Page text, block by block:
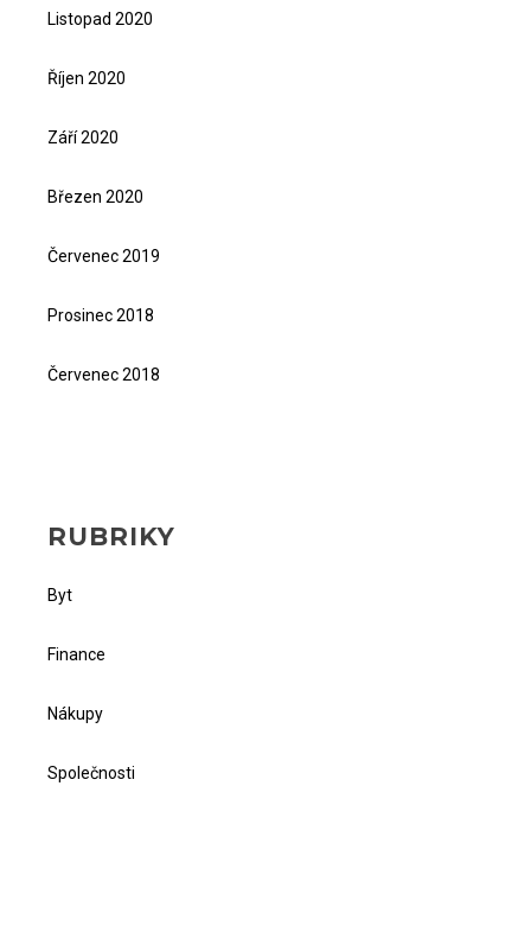
Listopad 2020
Říjen 2020
Září 2020
Březen 2020
Červenec 2019
Prosinec 2018
Červenec 2018
RUBRIKY
Byt
Finance
Nákupy
Společnosti